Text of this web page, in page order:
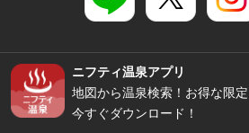
ニフティ温泉アプリ
地図から温泉検索！お得な限定
今すぐダウンロード！